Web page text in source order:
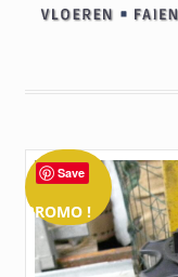
PROMO !
Save